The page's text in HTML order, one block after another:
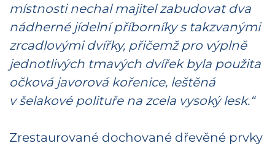
místnosti nechal majitel zabudovat dva
nádherné jídelní příborníky s takzvanými
zrcadlovými dvířky, přičemž pro výplně
jednotlivých tmavých dvířek byla použita
očková javorová kořenice, leštěná
v šelakové polituře na zcela vysoký lesk.“
Zrestaurované dochované dřevěné prvky